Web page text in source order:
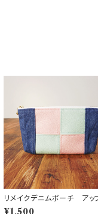
リメイクデニムポーチ アッ
クル ジーンズリメイク フ
¥1,500